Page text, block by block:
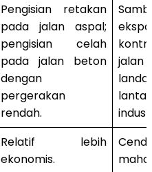
Pengisian retakan
pada jalan aspal;
pengisian celah
pada jalan beton
dengan
pergerakan
rendah.
Relatif lebih
ekonomis.